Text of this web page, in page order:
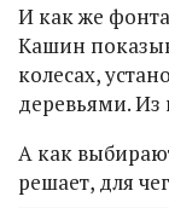
И как же
Кашин
колесах,
деревьями. Из
А как
решает, для